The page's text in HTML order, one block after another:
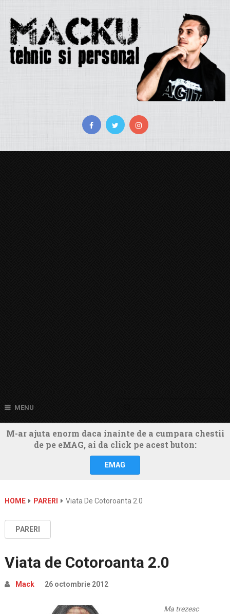
MENU
M-ar ajuta enorm daca inainte de a cumpara chestii
de pe eMAG, ai da click pe acest buton:
EMAG
HOME PARERI Viata De Cotoroanta 2.0
PARERI
Viata de Cotoroanta 2.0
Mack 26 octombrie 2012
Ma trezesc